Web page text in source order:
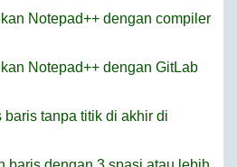
Notepad++ dengan compiler
Notepad++ dengan GitLab
tanpa titik di akhir di